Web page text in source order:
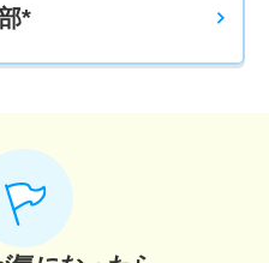
般 コア
薦 学校推薦型公募制
37人 37人
*